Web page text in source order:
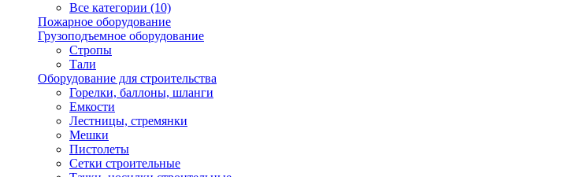
Все категории (10)
Пожарное оборудование
Грузоподъемное оборудование
Стропы
Тали
Оборудование для строительства
Горелки, баллоны, шланги
Емкости
Лестницы, стремянки
Мешки
Пистолеты
Сетки строительные